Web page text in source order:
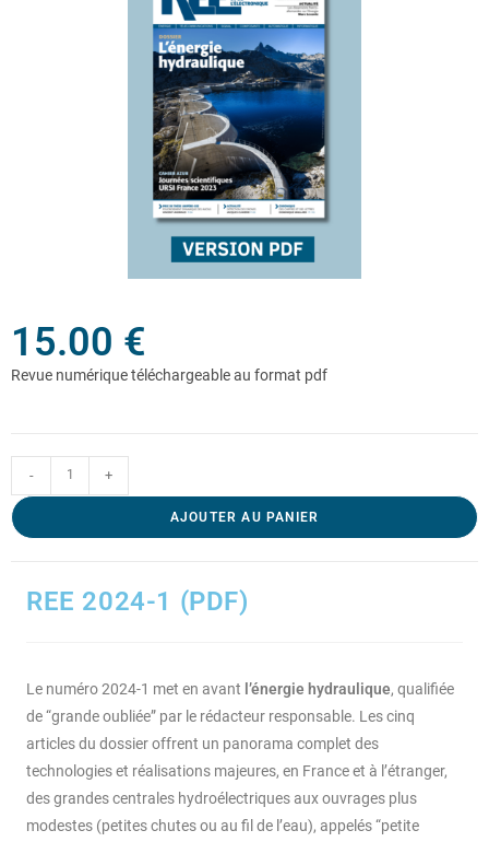
15.00 €
- +
AJOUTER AU PANIER
REE 2024-1 (PDF)
Le numéro 2024-1 met en avant l’énergie hydraulique, qualifiée
de “grande oubliée” par le rédacteur responsable. Les cinq
articles du dossier offrent un panorama complet des
technologies et réalisations majeures, en France et à l’étranger,
des grandes centrales hydroélectriques aux ouvrages plus
modestes (petites chutes ou au fil de l’eau), appelés “petite